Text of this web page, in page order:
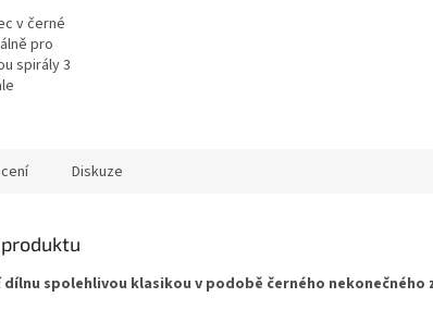
v černé
pro
spirály 3
Diskuze
dílnu spolehlivou klasikou v podobě černého nekonečného